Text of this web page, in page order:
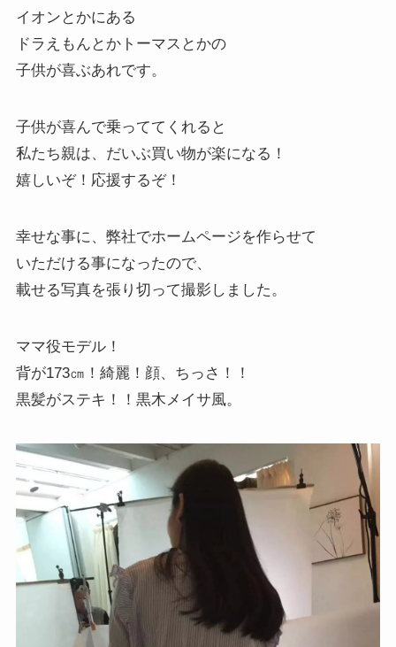
イオンとかにある
ドラえもんとかトーマスとかの
子供が喜ぶあれです。
子供が喜んで乗っててくれると
私たち親は、だいぶ買い物が楽になる！
嬉しいぞ！応援するぞ！
幸せな事に、弊社でホームページを作らせて
いただける事になったので、
載せる写真を張り切って撮影しました。
ママ役モデル！
背が173㎝！綺麗！顔、ちっさ！！
黒髪がステキ！！黒木メイサ風。